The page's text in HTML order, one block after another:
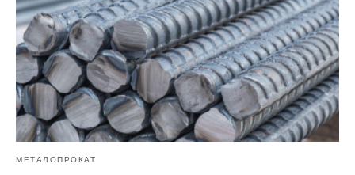
МЕТАЛОПРОКАТ